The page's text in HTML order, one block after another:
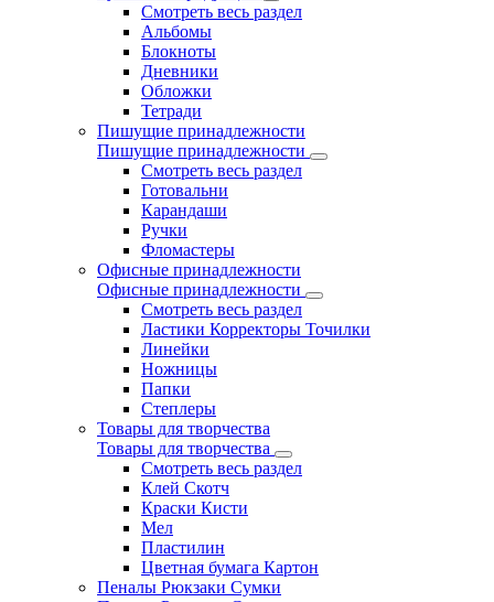
Смотреть весь раздел
Альбомы
Блокноты
Дневники
Обложки
Тетради
Пишущие принадлежности
Пишущие принадлежности
Смотреть весь раздел
Готовальни
Карандаши
Ручки
Фломастеры
Офисные принадлежности
Офисные принадлежности
Смотреть весь раздел
Ластики Корректоры Точилки
Линейки
Ножницы
Папки
Степлеры
Товары для творчества
Товары для творчества
Смотреть весь раздел
Клей Скотч
Краски Кисти
Мел
Пластилин
Цветная бумага Картон
Пеналы Рюкзаки Сумки